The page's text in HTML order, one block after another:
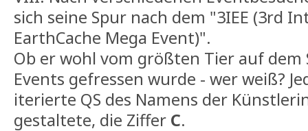
sich seine Spur nach dem "3IEE (3rd
EarthCache Mega Event)".
Ob er wohl vom größten Tier auf dem
Events gefressen wurde - wer weiß?
iterierte QS des Namens der
gestaltete, die Ziffer C.